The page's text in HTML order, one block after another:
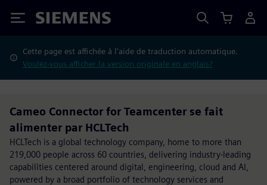
Siemens
Cette page est affichée à l'aide de traduction automatique.
Voulez-vous afficher la version originale en anglais?
Cameo Connector for Teamcenter se fait
alimenter par HCLTech
HCLTech is a global technology company, home to more than
219,000 people across 60 countries, delivering industry-leading
capabilities centered around digital, engineering, cloud and AI,
powered by a broad portfolio of technology services and